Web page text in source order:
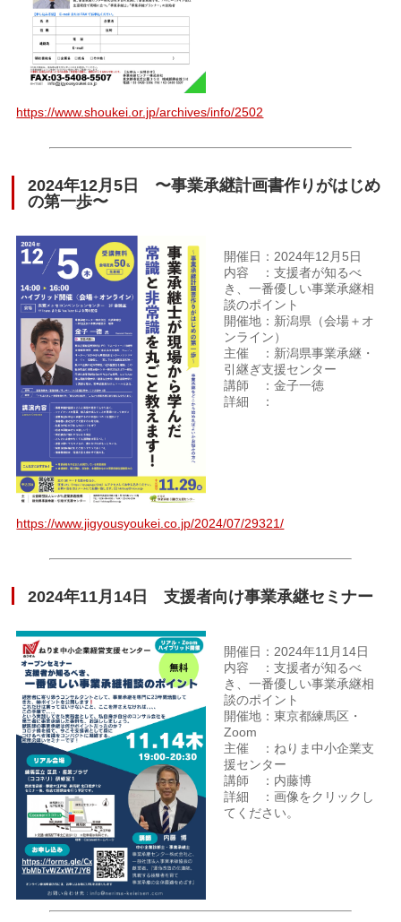
https://www.shoukei.or.jp/archives/info/2502
2024年12月5日 〜事業承継計画書作りがはじめ
の第一歩〜
開催日：2024年12月5日
内容 ：支援者が知るべ
き、一番優しい事業承継相
談のポイント
開催地：新潟県（会場＋オ
ンライン）
主催 ：新潟県事業承継・
引継ぎ支援センター
講師 ：金子一徳
詳細 ：
https://www.jigyousyoukei.co.jp/2024/07/29321/
2024年11月14日 支援者向け事業承継セミナー
開催日：2024年11月14日
内容 ：支援者が知るべ
き、一番優しい事業承継相
談のポイント
開催地：東京都練馬区・
Zoom
主催 ：ねりま中小企業支
援センター
講師 ：内藤博
詳細 ：画像をクリックし
てください。